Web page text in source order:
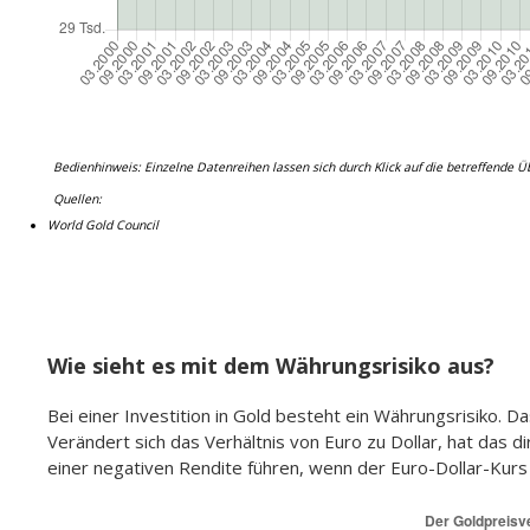
Goldmarkt, mit jährlichen Zukäufen von teils über 1.000
Währungsreserven diversifizieren und die Abhängigkeit
das Kaufinteresse hoch, sodass die weltweiten